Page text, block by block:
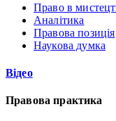
Право в
Аналітика
Правова позиція
Наукова думка
Відео
Правова практика